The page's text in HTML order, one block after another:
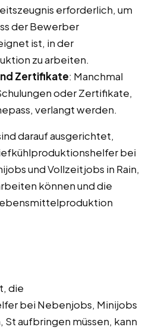
erforderlich, um
der Bewerber
ist, in der
zu arbeiten.
Zertifikate: Manchmal
oder Zertifikate,
verlangt werden.
darauf ausgerichtet,
bei
und Vollzeitjobs in Rain,
können und die
die
bei Nebenjobs, Minijobs
St aufbringen müssen, kann